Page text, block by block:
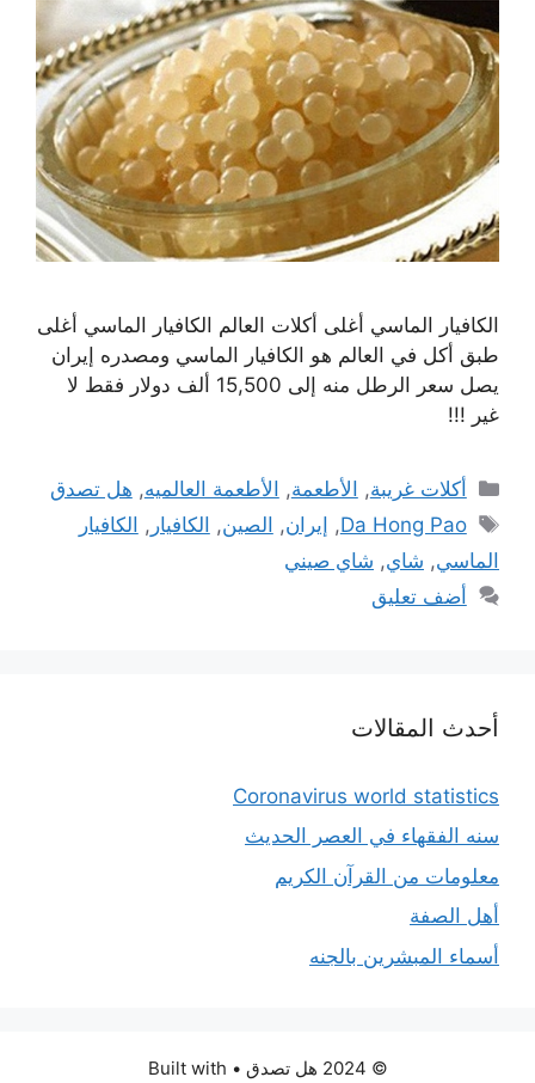
الكافيار الماسي أغلى أكلات العالم الكافيار الماسي أغلى
طبق أكل في العالم هو الكافيار الماسي ومصدره إيران
يصل سعر الرطل منه إلى 15,500 ألف دولار فقط لا
غير !!!
التصنيفات
أكلات غريبة, الأطعمة, الأطعمة العالميه, هل تصدق
الوسوم
Da Hong Pao
, إيران, الصين, الكافيار , الكافيار
الماسي, شاي, شاي صيني
أضف تعليق
أحدث المقالات
Coronavirus world statistics
سنه الفقهاء في العصر الحديث
معلومات من القرآن الكريم
أهل الصفة
أسماء المبشرين بالجنه
© 2024 هل تصدق • Built with